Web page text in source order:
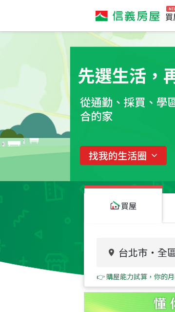
買屋
台北市 ・ 全
👉 購屋能力試算，你的